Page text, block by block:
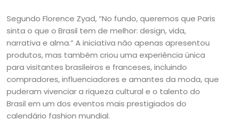
Segundo Florence Zyad, “No fundo, queremos que Paris
sinta o que o Brasil tem de melhor: design, vida,
narrativa e alma.” A iniciativa não apenas apresentou
produtos, mas também criou uma experiência única
para visitantes brasileiros e franceses, incluindo
compradores, influenciadores e amantes da moda, que
puderam vivenciar a riqueza cultural e o talento do
Brasil em um dos eventos mais prestigiados do
calendário fashion mundial.